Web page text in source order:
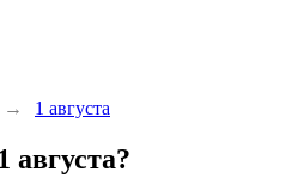
→ 1 августа
августа?